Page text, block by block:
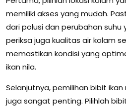
memiliki akses yang mudah.
dari polusi dan perubahan suhu
periksa juga kualitas air kolam
memastikan kondisi yang
ikan nila.
Selanjutnya, pemilihan bibit
juga sangat penting. Pilihlah